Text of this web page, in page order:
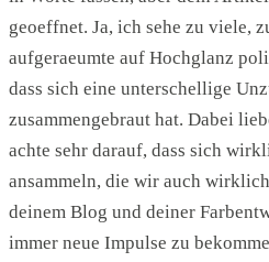
geoeffnet. Ja, ich sehe zu viele,
aufgeraeumte auf Hochglanz
dass sich eine unterschellige
zusammengebraut hat. Dabei
achte sehr darauf, dass sich
ansammeln, die wir auch
deinem Blog und deiner
immer neue Impulse zu